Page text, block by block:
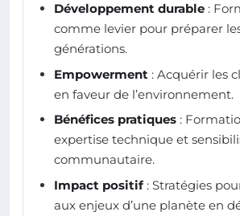
Développement durable :
comme levier pour préparer
générations.
Empowerment : Acquérir les
en faveur de l’environnement.
Bénéfices pratiques :
expertise technique et
communautaire.
Impact positif: Stratégies
aux enjeux d’une planète en